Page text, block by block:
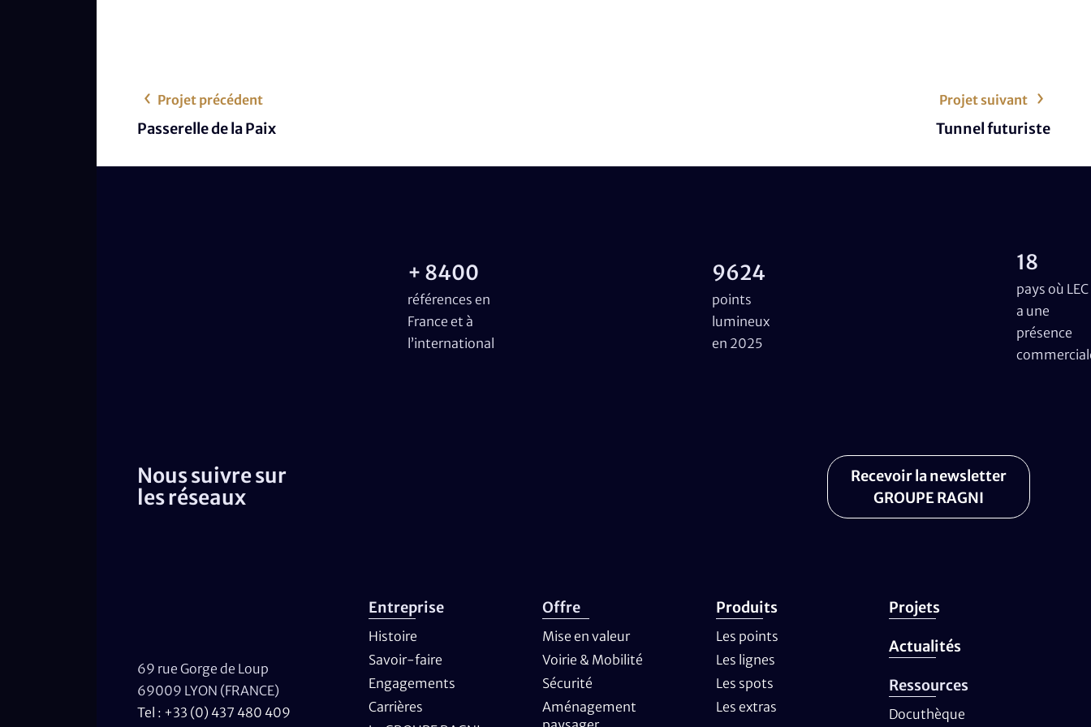
Projet précédent
Passerelle de la Paix
Projet suivant
Tunnel futuriste
+ 8400
références en
France et à
l’international
9624
points
lumineux
en 2025
18
pays où LEC
a une
présence
Nous suivre sur
les réseaux
Recevoir la newsletter
GROUPE RAGNI
69 rue Gorge de Loup
69009 LYON (FRANCE)
Tel : +33 (0) 437 480 409
Entreprise
Histoire
Savoir-faire
Engagements
Carrières
Offre
Mise en valeur
Voirie & Mobilité
Sécurité
Aménagement
Produits
Les points
Les lignes
Les spots
Les extras
Projets
Actualités
Ressources
Docuthèque